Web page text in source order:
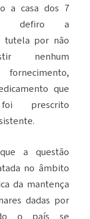
a casa dos 7
defiro a
tutela por não
nenhum
que
prescrito
a questão
no âmbito
da mantença
dadas por